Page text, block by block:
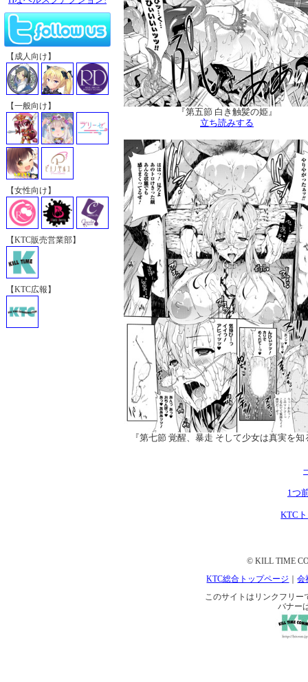
【成人向け】
【一般向け】
【女性向け】
【KTC販売営業部】
【KTC広報】
『第五節 白き触髪の姫』
立ち読みする
『第七節 覚醒、暴走 そして少女は真実を知
1つ
KTC
© KILL TIME
KTC総合トップページ
｜会
このサイトはリンクフリー
バナー